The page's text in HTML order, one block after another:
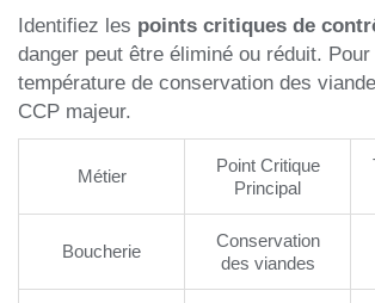
Identifiez les points critiques de
danger peut être éliminé ou réduit.
température de conservation des
CCP majeur.
Métier
Point Critique
Principal
Boucherie
Conservation
des viandes